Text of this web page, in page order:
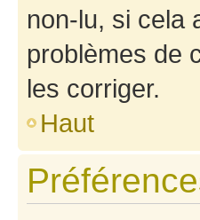
non-lu, si cela
problèmes de
les corriger.
Haut